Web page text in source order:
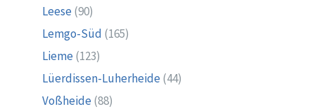
Leese (90)
Lemgo-Süd (165)
Lieme (123)
Lüerdissen-Luherheide (44)
Voßheide (88)